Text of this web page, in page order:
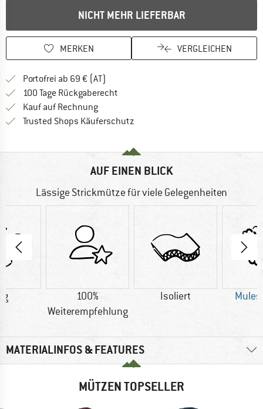
NICHT MEHR LIEFERBAR
MERKEN VERGLEICHEN
Portofrei ab 69 € (AT)
100 Tage Rückgaberecht
Kauf auf RechnungFinde die Zahlungs-Infos hier! Öffnet
Trusted Shops Käuferschutz
AUF EINEN BLICK
Lässige Strickmütze für viele Gelegenheiten
g
100%
Weiterempfehlung
Isoliert
MATERIALINFOS & FEATURES
MÜTZEN TOPSELLER